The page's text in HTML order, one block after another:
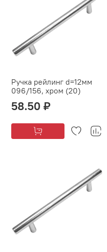
Ручка рейлинг d=12мм
096/156, хром (20)
58.50 ₽